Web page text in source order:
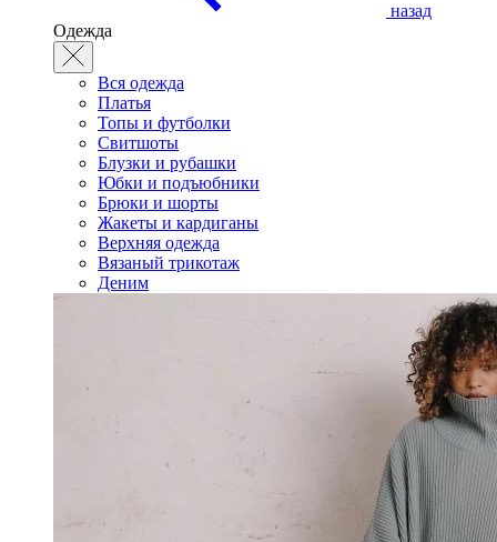
назад
Одежда
Вся одежда
Платья
Топы и футболки
Свитшоты
Блузки и рубашки
Юбки и подъюбники
Брюки и шорты
Жакеты и кардиганы
Верхняя одежда
Вязаный трикотаж
Деним